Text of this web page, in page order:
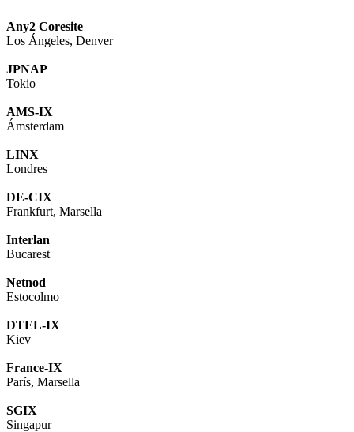
Any2 Coresite
Los Ángeles, Denver
JPNAP
Tokio
AMS-IX
Ámsterdam
LINX
Londres
DE-CIX
Frankfurt, Marsella
Interlan
Bucarest
Netnod
Estocolmo
DTEL-IX
Kiev
France-IX
París, Marsella
SGIX
Singapur